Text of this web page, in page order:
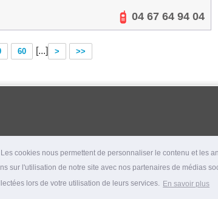
cookies nous permettent de personnaliser le contenu et les
sur l'utilisation de notre site avec nos partenaires de médias
lors de votre utilisation de leurs services. En savoir plus
04 67 64 94 04
60 [...] > >>